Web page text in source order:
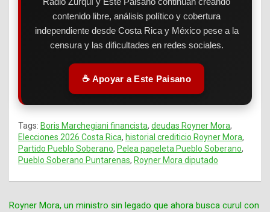
contenido libre, análisis político y cobertura
independiente desde Costa Rica y México pese a la
censura y las dificultades en redes sociales.
☕ Apoyar a Este Paisano
Tags: Boris Marchegiani financista, deudas Royner Mora,
Elecciones 2026 Costa Rica, historial crediticio Royner Mora,
Partido Pueblo Soberano, Pelea papeleta Pueblo Soberano,
Pueblo Soberano Puntarenas, Royner Mora diputado
Royner Mora, un ministro sin legado que ahora busca curul con